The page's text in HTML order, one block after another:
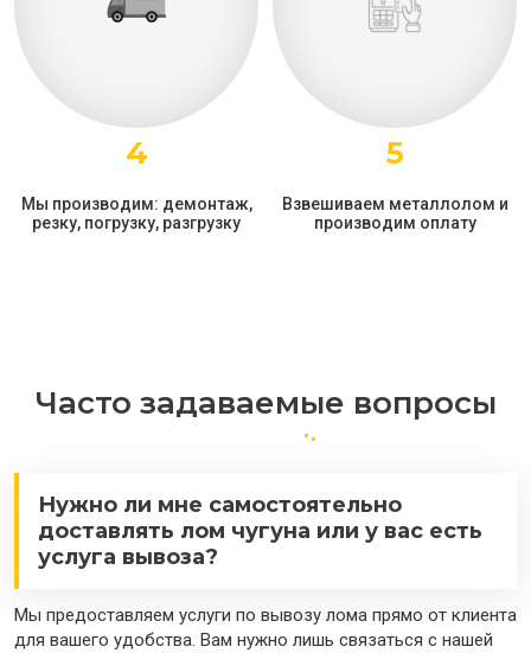
4
Мы производим: демонтаж,
резку, погрузку, разгрузку
5
Взвешиваем металлолом и
производим оплату
Часто задаваемые вопросы
Нужно ли мне самостоятельно
доставлять лом чугуна или у вас есть
услуга вывоза?
Мы предоставляем услуги по вывозу лома прямо от клиента
для вашего удобства. Вам нужно лишь связаться с нашей